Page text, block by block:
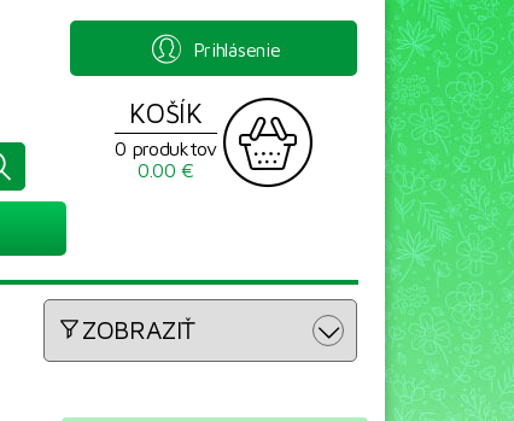
Prihlásenie
KOŠÍK
0 produktov
0.00 €
ZOBRAZIŤ